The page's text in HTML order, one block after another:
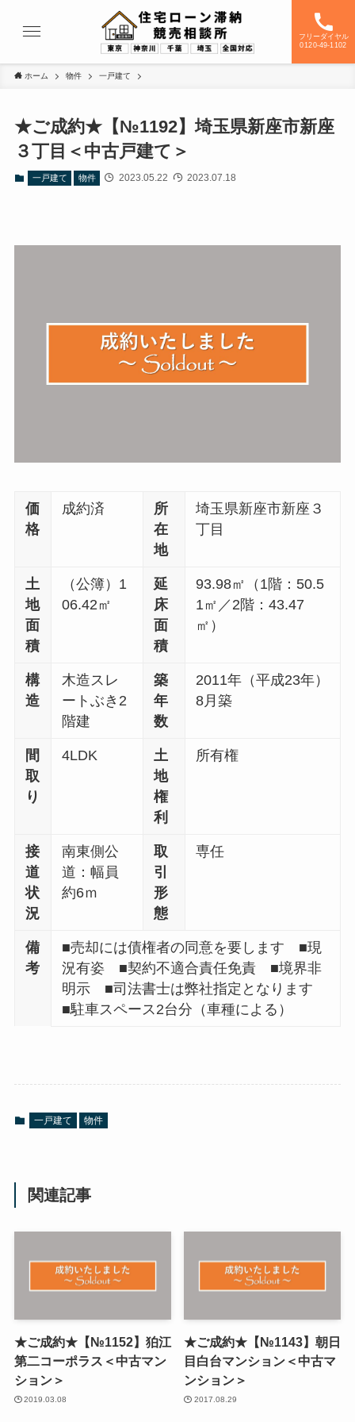
フリーダイヤル
0120-49-1102
ホーム 物件 一戸建て
★ご成約★【№1192】埼玉県新座市新座
３丁目＜中古戸建て＞
一戸建て 物件 2023.05.22 2023.07.18
価
格
成約済
所
在
地
埼玉県新座市新座３
丁目
土
地
面
積
（公簿）1
06.42㎡
延
床
面
積
93.98㎡（1階：50.5
1㎡／2階：43.47
㎡）
構
造
木造スレ
ートぶき2
階建
築
年
数
2011年（平成23年）
8月築
間
取
り
4LDK
土
地
権
利
所有権
接
道
状
況
南東側公
道：幅員
約6ｍ
取
引
形
態
専任
備
考
■売却には債権者の同意を要します ■現
況有姿 ■契約不適合責任免責 ■境界非
明示 ■司法書士は弊社指定となります
■駐車スペース2台分（車種による）
一戸建て 物件
関連記事
★ご成約★【№1152】狛江
第二コーポラス＜中古マン
ション＞
2019.03.08
★ご成約★【№1143】朝日
目白台マンション＜中古マ
ンション＞
2017.08.29